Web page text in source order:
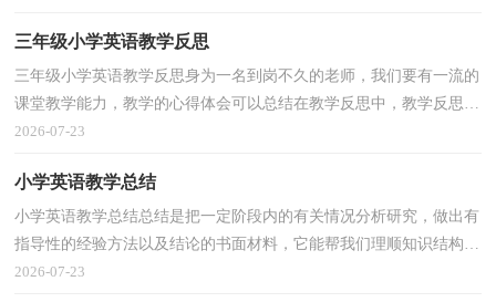
三年级小学英语教学反思
三年级小学英语教学反思身为一名到岗不久的老师，我们要有一流的
课堂教学能力，教学的心得体会可以总结在教学反思中，教学反思应
该怎么写才好呢？下面是小编收集整理的三年级小学英...
2026-07-23
小学英语教学总结
小学英语教学总结总结是把一定阶段内的有关情况分析研究，做出有
指导性的经验方法以及结论的书面材料，它能帮我们理顺知识结构，
突出重点，突破难点，让我们一起认真地写一份总结吧。...
2026-07-23